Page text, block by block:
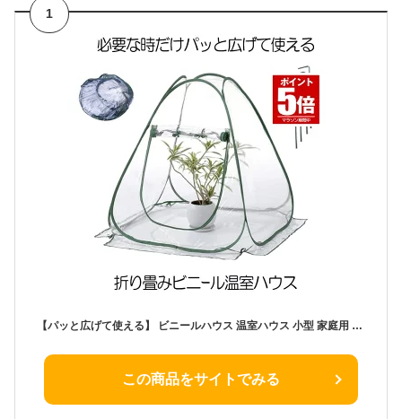
1
【パッと広げて使える】 ビニールハウス 温室ハウス 小型 家庭用 家庭菜園 折りたたみ 折り畳み フラワースタンド用 ミニガーデン 温室カバー ホーム温室 防水 UV防止 園芸用 組立て 簡単 送料無料 GRED
この商品をサイトでみる